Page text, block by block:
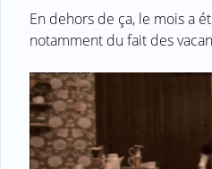
En dehors de ça, le mois a
notamment du fait des